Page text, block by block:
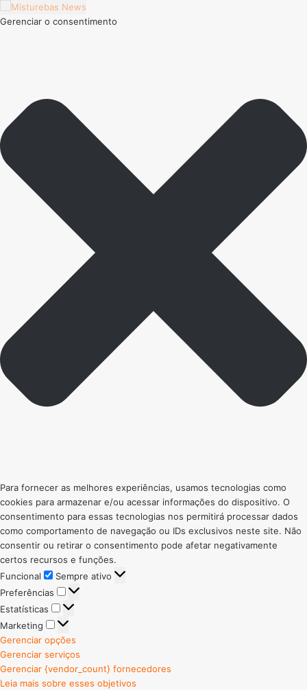
Gerenciar o consentimento
Para fornecer as melhores experiências, usamos tecnologias como
cookies para armazenar e/ou acessar informações do dispositivo. O
consentimento para essas tecnologias nos permitirá processar dados
como comportamento de navegação ou IDs exclusivos neste site. Não
consentir ou retirar o consentimento pode afetar negativamente
certos recursos e funções.
Funcional
Funcional
Sempre ativo
Preferências
Preferências
Estatísticas
Estatísticas
Marketing
Marketing
Gerenciar opções
Gerenciar serviços
Gerenciar {vendor_count} fornecedores
Leia mais sobre esses objetivos